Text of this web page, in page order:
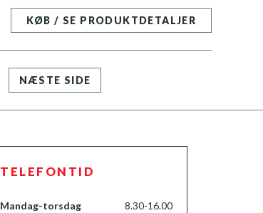
KØB / SE PRODUKTDETALJER
NÆSTE SIDE
TELEFONTID
Mandag-torsdag
8.30-16.00